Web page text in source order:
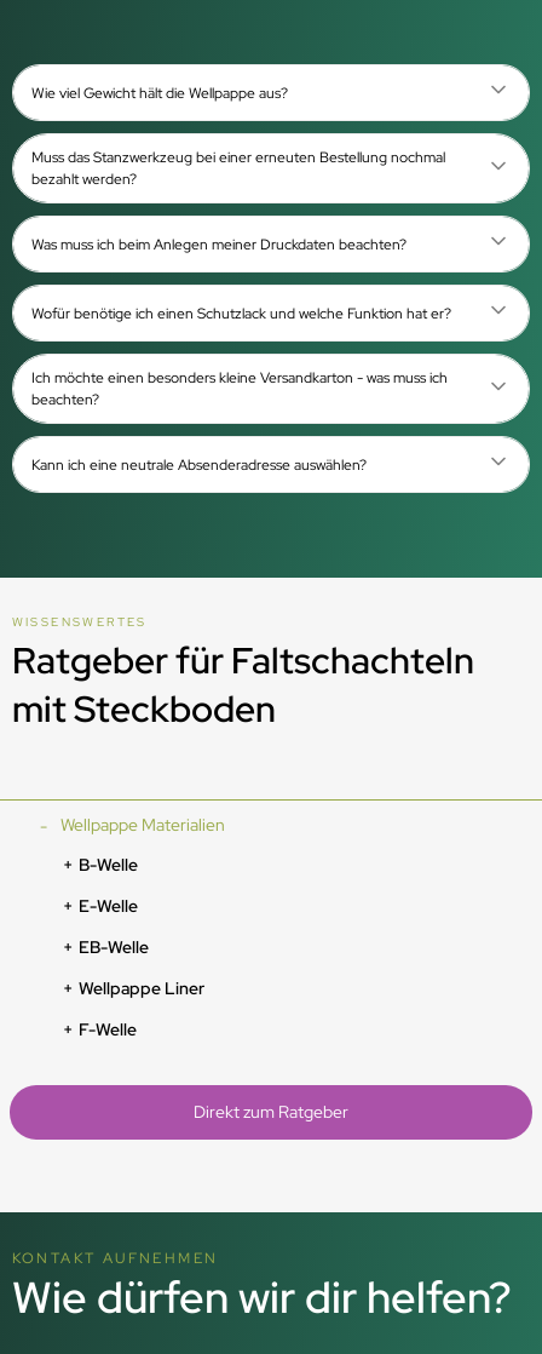
Wie viel Gewicht hält die Wellpappe aus?
Muss das Stanzwerkzeug bei einer erneuten Bestellung nochmal
bezahlt werden?
Was muss ich beim Anlegen meiner Druckdaten beachten?
Wofür benötige ich einen Schutzlack und welche Funktion hat er?
Ich möchte einen besonders kleine Versandkarton - was muss ich
beachten?
Kann ich eine neutrale Absenderadresse auswählen?
WISSENSWERTES
Ratgeber für Faltschachteln
mit Steckboden
Wellpappe Materialien
B-Welle
E-Welle
EB-Welle
Wellpappe Liner
F-Welle
Direkt zum Ratgeber
KONTAKT AUFNEHMEN
Wie dürfen wir dir helfen?